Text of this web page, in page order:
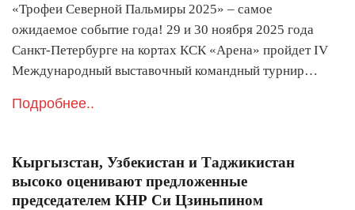
«Трофеи Северной Пальмиры 2025» – самое
ожидаемое событие года! 29 и 30 ноября 2025 года
Санкт-Петербурге на кортах КСК «Арена» пройдет IV
Международный выставочный командный турнир…
Подробнее..
Кыргызстан, Узбекистан и Таджикистан
высоко оценивают предложенные
председателем КНР Си Цзиньпином